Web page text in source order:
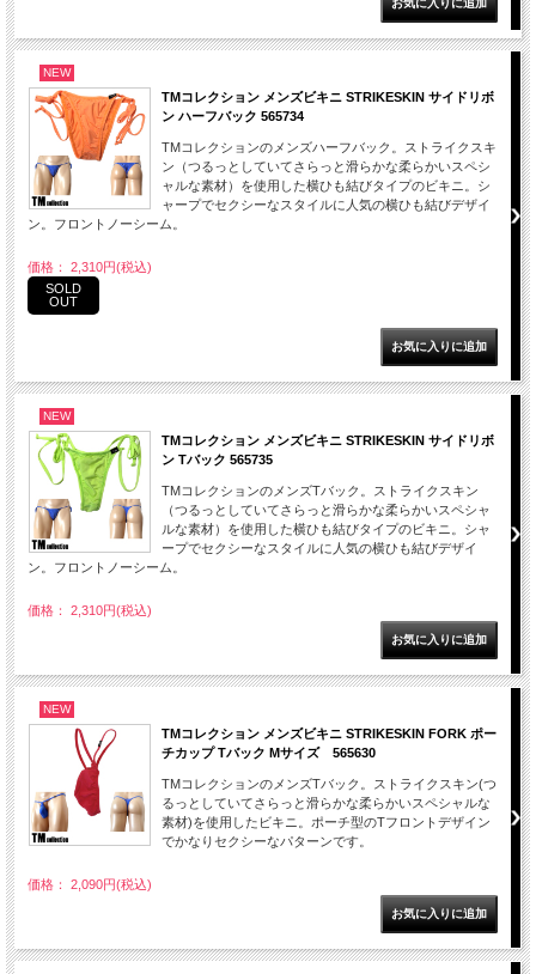
NEW
TMコレクション メンズビキニ STRIKESKIN サイドリボ
ン ハーフバック 565734
TMコレクションのメンズハーフバック。ストライクスキ
ン（つるっとしていてさらっと滑らかな柔らかいスペシ
ャルな素材）を使用した横ひも結びタイプのビキニ。シ
ャープでセクシーなスタイルに人気の横ひも結びデザイ
ン。フロントノーシーム。
価格： 2,310円(税込)
SOLD
OUT
NEW
TMコレクション メンズビキニ STRIKESKIN サイドリボ
ン Tバック 565735
TMコレクションのメンズTバック。ストライクスキン
（つるっとしていてさらっと滑らかな柔らかいスペシャ
ルな素材）を使用した横ひも結びタイプのビキニ。シャ
ープでセクシーなスタイルに人気の横ひも結びデザイ
ン。フロントノーシーム。
価格： 2,310円(税込)
NEW
TMコレクション メンズビキニ STRIKESKIN FORK ポー
チカップ Tバック Mサイズ 565630
TMコレクションのメンズTバック。ストライクスキン(つ
るっとしていてさらっと滑らかな柔らかいスペシャルな
素材)を使用したビキニ。ポーチ型のTフロントデザイン
でかなりセクシーなパターンです。
価格： 2,090円(税込)